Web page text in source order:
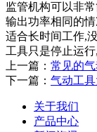
监管机构可以非
输出功率相同的
适合长时间工作,
工具只是停止运
上一篇： 常见的
下一篇： 气动工
关于我们
产品中心